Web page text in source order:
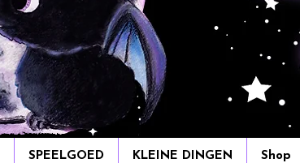
SPEELGOED KLEINE DINGEN Shop